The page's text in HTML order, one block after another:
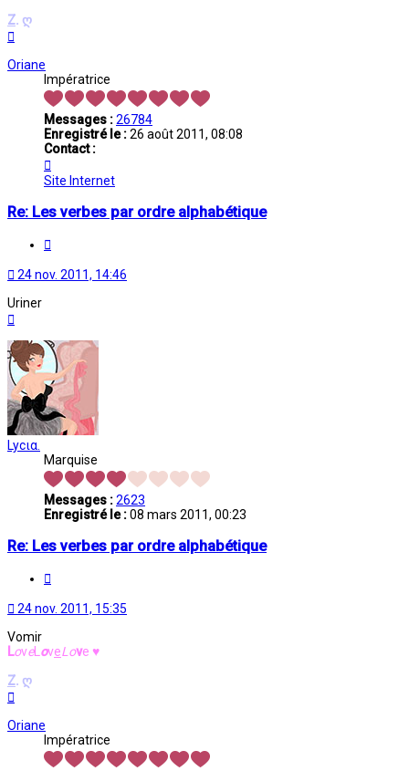
Z. ღ
Oriane
Impératrice
Messages :26784
Enregistré le :26 août 2011, 08:08
Contact :
Oriane
Site Internet
Re: Les verbes par ordre alphabétique
24 nov. 2011, 14:46
Uriner
Lycια.
Marquise
Messages :2623
Enregistré le :08 mars 2011, 00:23
Re: Les verbes par ordre alphabétique
24 nov. 2011, 15:35
Vomir
LoveL oveL ove ♥
Z. ღ
Oriane
Impératrice